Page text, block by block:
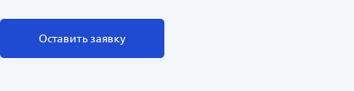
Оставить заявку